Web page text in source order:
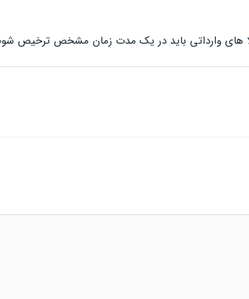
های وارداتی باید در یک مدت زمان مشخص ترخیص